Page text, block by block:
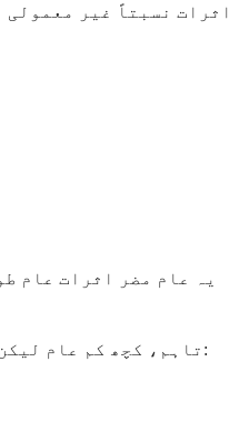
اثرات نسبتاً غیر
یہ عام مضر اثرات عام
تاہم، کچھ کم عام لیکن زیادہ سنگین مضر اثرات کے لیے فوری طبی توجہ کی ضرورت ہوتی ہے۔ اگرچہ یہ نایاب ہیں، لیکن یہ جاننا ضروری ہے کہ کس چیز پر نظر رکھنی ہے: